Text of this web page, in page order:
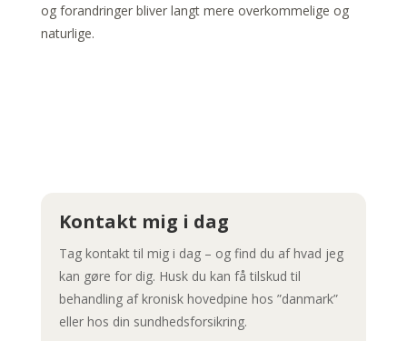
og forandringer bliver langt mere overkommelige og
naturlige.
Kontakt mig i dag
Tag kontakt til mig i dag – og find du af hvad jeg
kan gøre for dig. Husk du kan få tilskud til
behandling af kronisk hovedpine hos ”danmark”
eller hos din sundhedsforsikring.